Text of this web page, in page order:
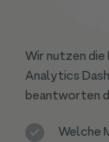
Wir nutzen die
Analytics
beantworten
Welche